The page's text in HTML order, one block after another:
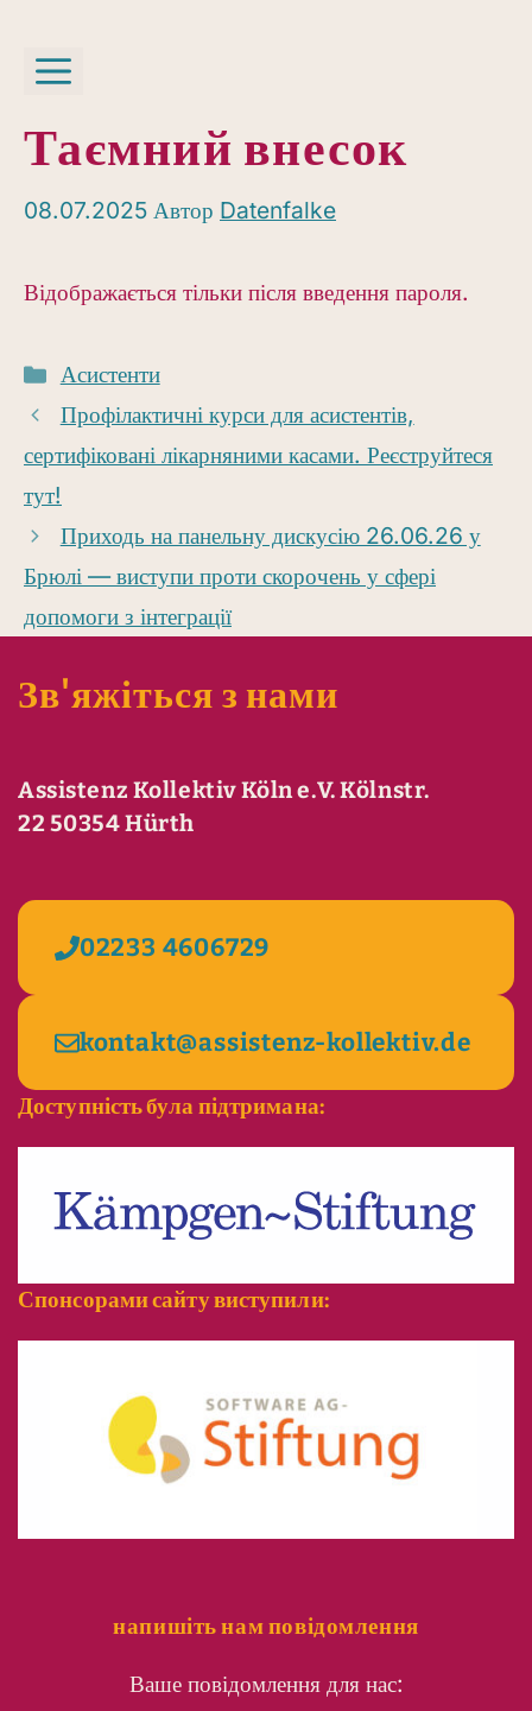
вмісту Меню
Таємний внесок
08.07.2025 Автор Datenfalke
Відображається тільки після введення пароля.
Категорії
Асистенти
Профілактичні курси для асистентів,
сертифіковані лікарняними касами. Реєструйтеся
тут!
Приходь на панельну дискусію 26.06.26 у
Брюлі — виступи проти скорочень у сфері
допомоги з інтеграції
Зв'яжіться з нами
Assistenz Kollektiv Köln e.V. Kölnstr.
22 50354 Hürth
02233 4606729
kontakt@assistenz-kollektiv.de
Доступність була підтримана:
Спонсорами сайту виступили:
напишіть нам повідомлення
Ваше повідомлення для нас: